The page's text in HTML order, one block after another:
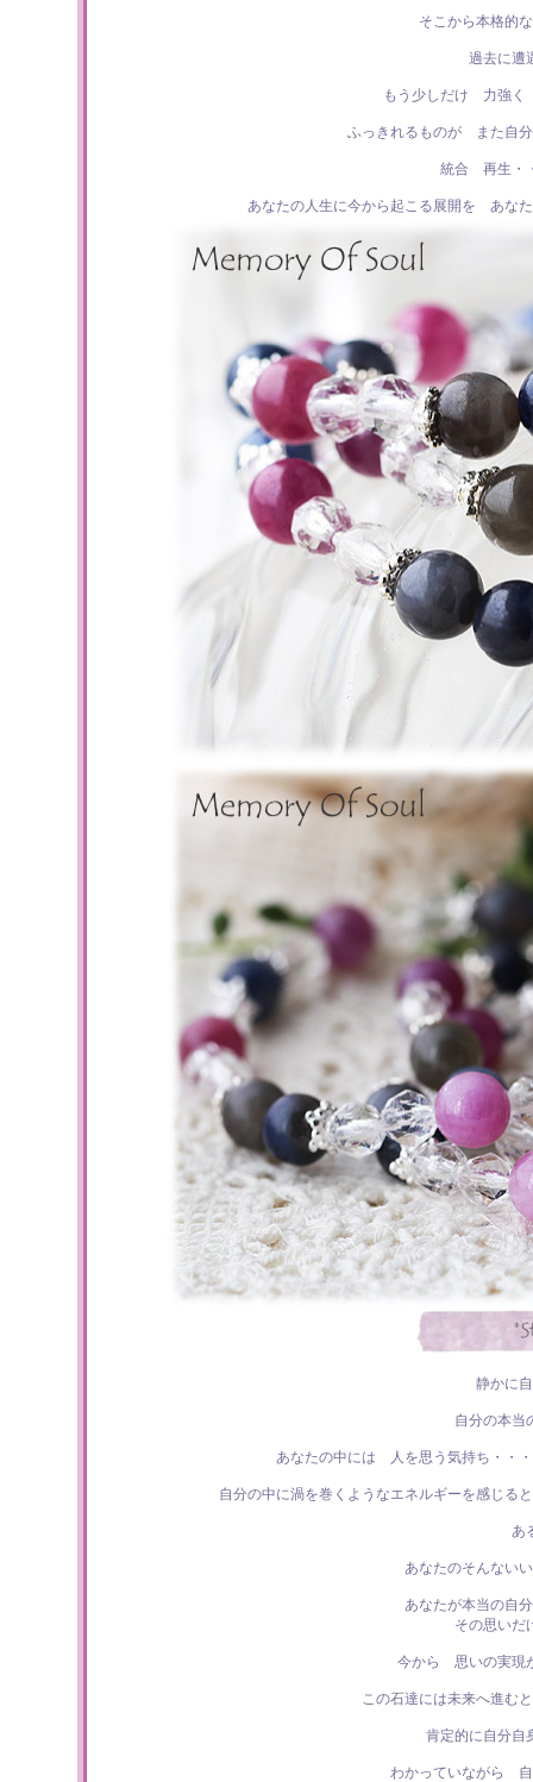
そこから本格的
過去に遭
もう少しだけ 力強く
ふっきれるものが また自
統合 再生・
あなたの人生に今から起こる展開を あな
静かに
自分の本当
あなたの中には 人を思う気持ち・・
自分の中に渦を巻くようなエネルギーを感じ
あ
あなたのそんない
あなたが本当の自
その思いだ
今から 思いの実現
この石達には未来へ進む
肯定的に自分自
わかっていながら